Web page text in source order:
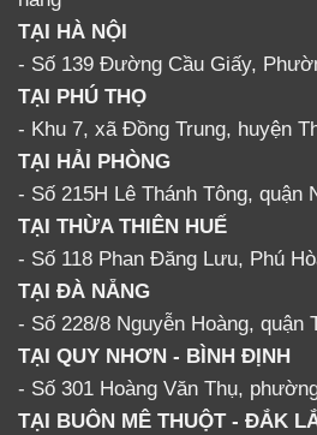
TẠI HÀ NỘI
- Số 139 Đường Cầu Giấy,
TẠI PHÚ THỌ
- Khu 7, xã Đồng Trung, huyện
TẠI HẢI PHÒNG
- Số 215H Lê Thánh Tông, quận
TẠI THỪA THIÊN HUẾ
- Số 118 Phan Đăng Lưu, Phú
TẠI ĐÀ NẴNG
- Số 228/8 Nguyễn Hoàng, quận
TẠI QUY NHƠN - BÌNH ĐỊNH
- Số 301 Hoàng Văn Thụ,
TẠI BUÔN MÊ THUỘT - ĐẮK